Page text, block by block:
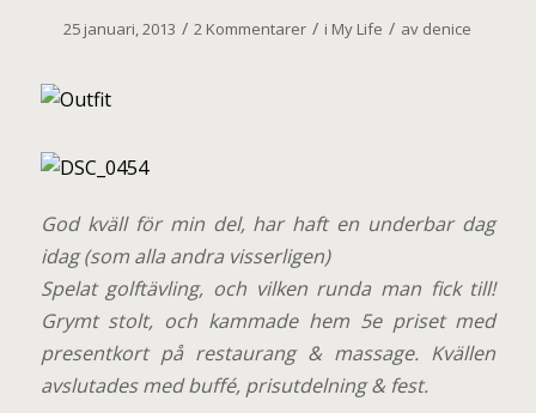
25 januari, 2013 / 2 Kommentarer / i My Life / av denice
God kväll för min del, har haft en underbar dag
idag (som alla andra visserligen)
Spelat golftävling, och vilken runda man fick till!
Grymt stolt, och kammade hem 5e priset med
presentkort på restaurang & massage. Kvällen
avslutades med buffé, prisutdelning & fest.